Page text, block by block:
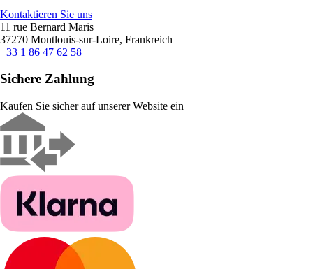
Kontaktieren Sie uns
11 rue Bernard Maris
37270 Montlouis-sur-Loire, Frankreich
+33 1 86 47 62 58
Sichere Zahlung
Kaufen Sie sicher auf unserer Website ein